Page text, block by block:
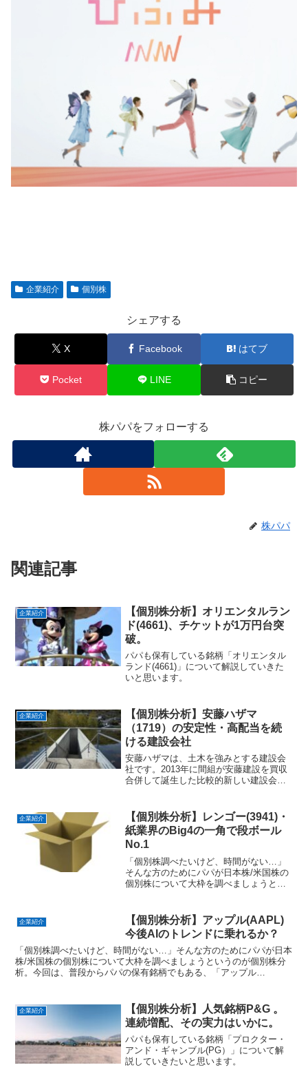
企業紹介 個別株
シェアする
X Facebook はてブ
Pocket LINE コピー
株パパをフォローする
株パパ
関連記事
企業紹介
【個別株分析】オリエンタルラン
ド(4661)、チケットが1万円台突
破。
パパも保有している銘柄「オリエンタル
ランド(4661)」について解説していきた
いと思います。
企業紹介
【個別株分析】安藤ハザマ
（1719）の安定性・高配当を続
ける建設会社
安藤ハザマは、土木を強みとする建設会
社です。2013年に間組が安藤建設を買収
合併して誕生した比較的新しい建設会社
グすることも多い安藤ハザマ。なぜ高配
当を実現することができるか個別株分析
していきたいと思います。
企業紹介
【個別株分析】レンゴー(3941)・
紙業界のBig4の一角で段ボール
No.1
「個別株調べたいけど、時間がない…」
そんな方のためにパパが日本株/米国株の
個別株について大枠を調べましょうとい
株式会社（3941）」について解説してい
きたいと思います。
企業紹介
【個別株分析】アップル(AAPL)
今後AIのトレンドに乗れるか？
「個別株調べたいけど、時間がない…」そんな方のためにパパが日本
株/米国株の個別株について大枠を調べましょうというのが個別株分
析。今回は、普段からパパの保有銘柄でもある、「アップル
企業紹介
【個別株分析】人気銘柄P&G 。
連続増配、その実力はいかに。
パパも保有している銘柄「プロクター・
アンド・ギャンブル(PG）」について解
説していきたいと思います。